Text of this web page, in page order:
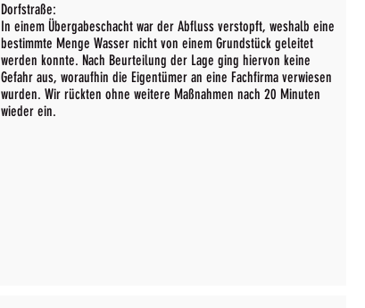
Dorfstraße:
In einem Übergabeschacht war der Abfluss verstopft, weshalb eine
bestimmte Menge Wasser nicht von einem Grundstück geleitet
werden konnte. Nach Beurteilung der Lage ging hiervon keine
Gefahr aus, woraufhin die Eigentümer an eine Fachfirma verwiesen
wurden. Wir rückten ohne weitere Maßnahmen nach 20 Minuten
wieder ein.